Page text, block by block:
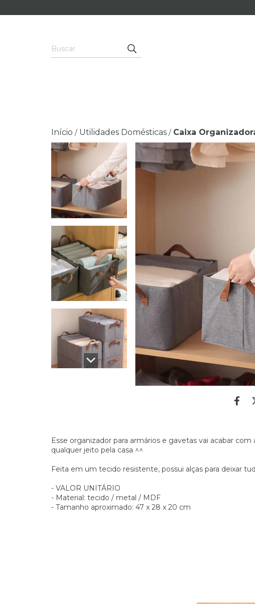
Início / Utilidades Domésticas / Caixa
Esse organizador para armários e gavetas vai acabar
qualquer jeito pela casa ^^
Feita em um tecido resistente, possui alças para deixar
- VALOR UNITÁRIO
- Material: tecido / metal / MDF
- Tamanho aproximado: 47 x 28 x 20 cm